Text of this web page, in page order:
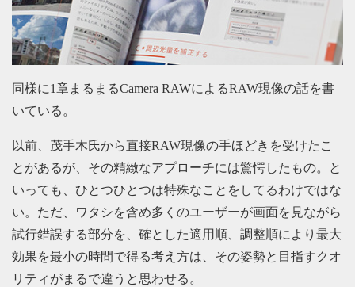
同様に1章まるまるCamera RAWによるRAW現像の話を書
いている。
以前、茂手木氏から直接RAW現像の手ほどきを受けたこ
とがあるが、その精緻なアプローチには驚愕したもの。と
いっても、ひとつひとつは特殊なことをしてるわけではな
い。ただ、ワタシを含め多くのユーザーが画面を見ながら
試行錯誤する部分を、確とした適用順、調整順により最大
効果を最小の時間で得る考え方は、その姿勢と目指すクオ
リティがまるで違うと思わせる。